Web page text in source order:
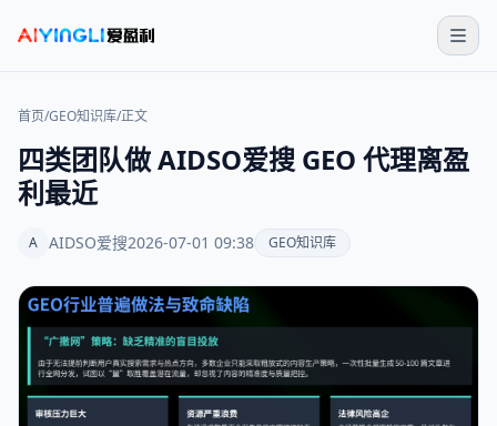
首页/GEO知识库/正文
四类团队做 AIDSO爱搜 GEO 代理离盈
利最近
A AIDSO爱搜2026-07-01 09:38 GEO知识库